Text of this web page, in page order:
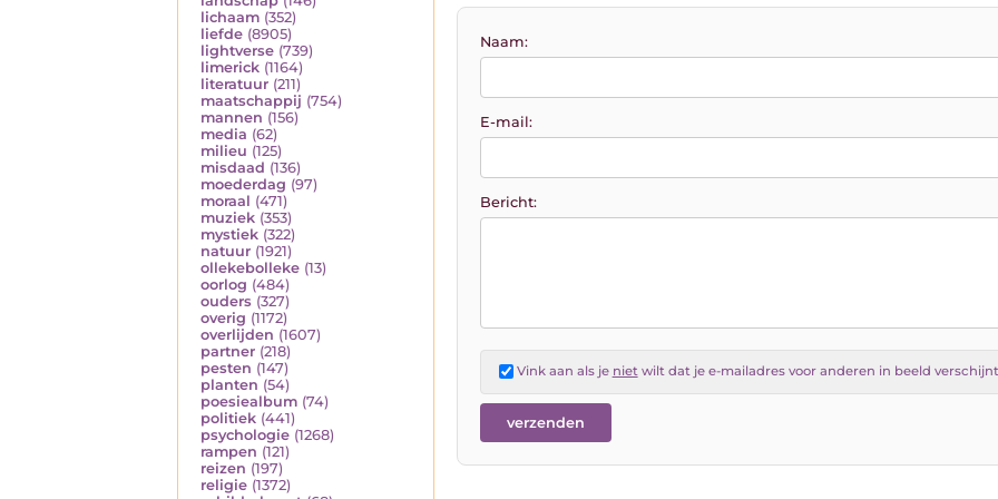
lichaam (352)
liefde (8905)
lightverse (739)
limerick (1164)
literatuur (211)
maatschappij (754)
mannen (156)
media (62)
milieu (125)
misdaad (136)
moederdag (97)
moraal (471)
muziek (353)
mystiek (322)
natuur (1921)
ollekebolleke (13)
oorlog (484)
ouders (327)
overig (1172)
overlijden (1607)
partner (218)
pesten (147)
planten (54)
poesiealbum (74)
politiek (441)
psychologie (1268)
rampen (121)
reizen (197)
religie (1372)
Naam:
E-mail:
Bericht:
Vink aan als je nietwilt dat je e-mailadres voor anderen in beeld verschijnt